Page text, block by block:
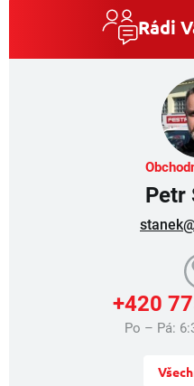
Rádi
Petr
+420
Po – Pá: